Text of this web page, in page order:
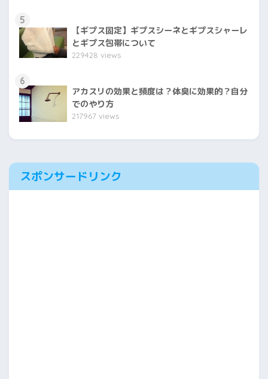
5
【ギプス固定】ギプスシーネとギプスシャーレ
とギプス包帯について
229428 views
6
アカスリの効果と頻度は？体臭に効果的？自分
でのやり方
217967 views
スポンサードリンク